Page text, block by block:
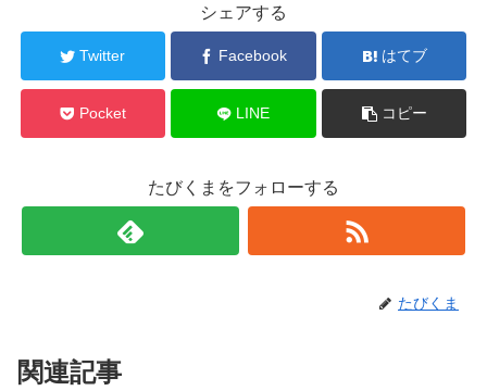
シェアする
Twitter Facebook はてブ
Pocket LINE コピー
たびくまをフォローする
たびくま
関連記事